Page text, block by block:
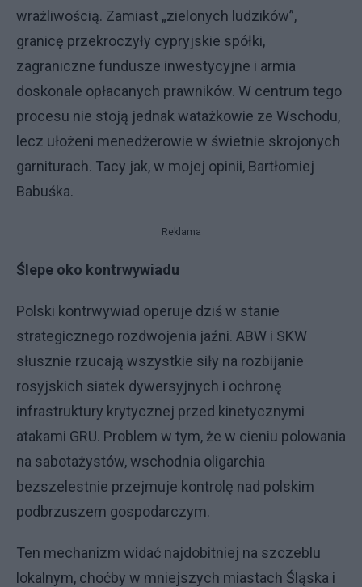
wrażliwością. Zamiast „zielonych ludzików”,
granicę przekroczyły cypryjskie spółki,
zagraniczne fundusze inwestycyjne i armia
doskonale opłacanych prawników. W centrum tego
procesu nie stoją jednak watażkowie ze Wschodu,
lecz ułożeni menedżerowie w świetnie skrojonych
garniturach. Tacy jak, w mojej opinii, Bartłomiej
Babuśka.
Reklama
Ślepe oko kontrwywiadu
Polski kontrwywiad operuje dziś w stanie
strategicznego rozdwojenia jaźni. ABW i SKW
słusznie rzucają wszystkie siły na rozbijanie
rosyjskich siatek dywersyjnych i ochronę
infrastruktury krytycznej przed kinetycznymi
atakami GRU. Problem w tym, że w cieniu polowania
na sabotażystów, wschodnia oligarchia
bezszelestnie przejmuje kontrolę nad polskim
podbrzuszem gospodarczym.
Ten mechanizm widać najdobitniej na szczeblu
lokalnym, choćby w mniejszych miastach Śląska i